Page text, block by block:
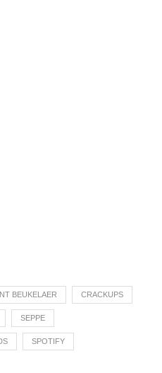
BEUKELAER CRACKUPS
SEPPE
SPOTIFY